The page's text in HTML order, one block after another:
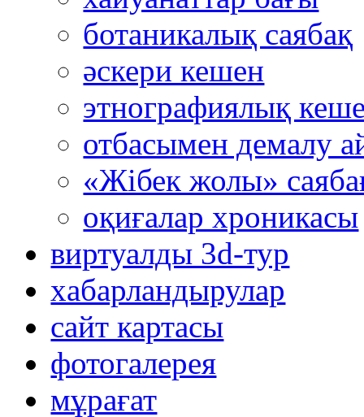
ботаникалық саябақ
әскери кешен
этнографиялық
отбасымен демалу
«Жібек жолы»
оқиғалар хроникасы
виртуалды 3d-тур
xабарландырулар
сайт картасы
фотогалерея
мұрағат